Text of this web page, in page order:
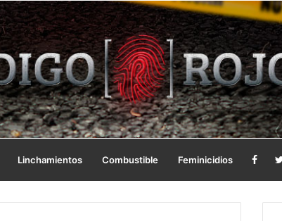
Linchamientos Combustible Feminicidios